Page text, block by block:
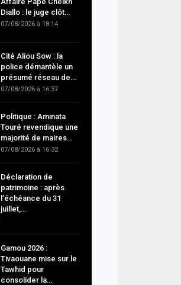
Diallo : le juge clôt…
07/08/2026 à 18:14
Cité Aliou Sow : la
police démantèle un
présumé réseau de…
07/08/2026 à 16:37
Politique : Aminata
Touré revendique une
majorité de maires…
07/08/2026 à 16:32
Déclaration de
patrimoine : après
l’échéance du 31
juillet,…
Gamou 2026 :
Tivaouane mise sur le
Tawhid pour
consolider la…